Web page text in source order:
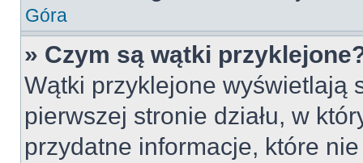
Góra
» Czym są wątki
Wątki przyklejone wyświetlają
pierwszej stronie działu, w
przydatne informacje, które